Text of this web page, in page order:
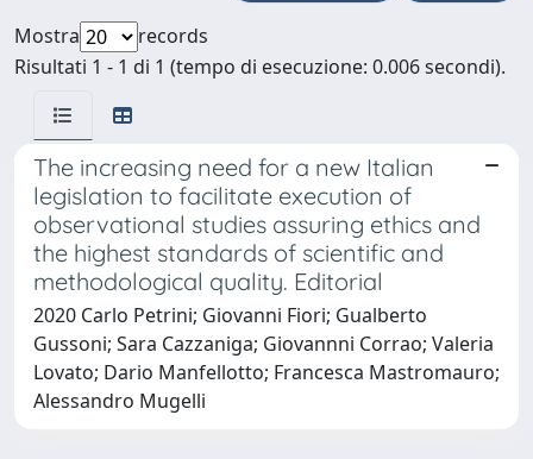
Mostra
records
Risultati 1 - 1 di 1 (tempo di esecuzione: 0.006 secondi).
The increasing need for a new Italian
legislation to facilitate execution of
observational studies assuring ethics and
the highest standards of scientific and
methodological quality. Editorial
2020 Carlo Petrini; Giovanni Fiori; Gualberto
Gussoni; Sara Cazzaniga; Giovannni Corrao; Valeria
Lovato; Dario Manfellotto; Francesca Mastromauro;
Alessandro Mugelli